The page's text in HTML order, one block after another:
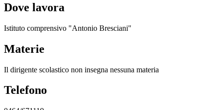
Dove lavora
Istituto comprensivo "Antonio Bresciani"
Materie
Il dirigente scolastico non insegna nessuna materia
Telefono